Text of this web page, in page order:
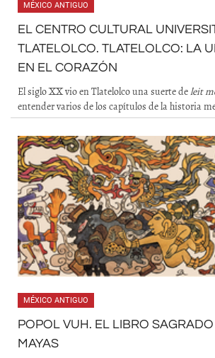
MÉXICO ANTIGUO
EL CENTRO CULTURAL
TLATELOLCO. TLATELOLCO: LA
EN EL CORAZÓN
El siglo XX vio en Tlatelolco una suerte deleit
entender varios de los capítulos de la historia
MÉXICO ANTIGUO
POPOL VUH. EL LIBRO
MAYAS